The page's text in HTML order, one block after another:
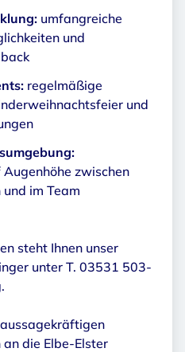
umfangreiche
und
regelmäßige
und
zwischen
im Team
steht Ihnen unser
unter T. 03531 503-
die Elbe-Elster